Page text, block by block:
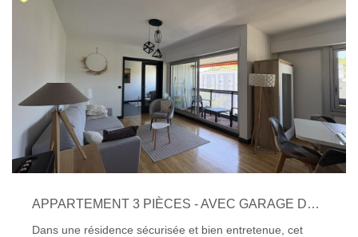
APPARTEMENT 3 PIÈCES - AVEC GARAGE DOUBLE ET CAVE À 10 MIN DU CENTRE-VILLE
Dans une résidence sécurisée et bien entretenue, cet